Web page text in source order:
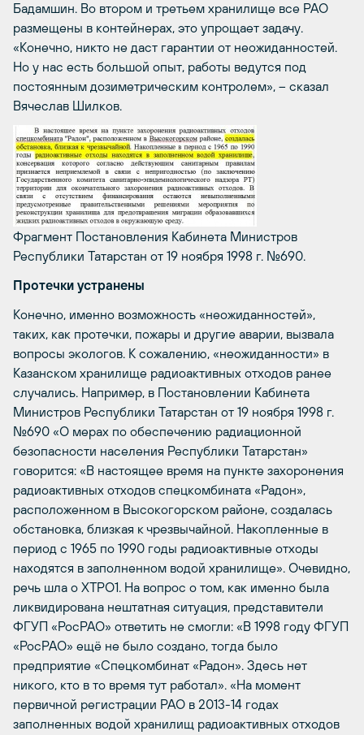
Бадамшин. Во втором и третьем хранилище все РАО
размещены в контейнерах, это упрощает задачу.
«Конечно, никто не даст гарантии от неожиданностей.
Но у нас есть большой опыт, работы ведутся под
постоянным дозиметрическим контролем», – сказал
Вячеслав Шилков.
Фрагмент Постановления Кабинета Министров
Республики Татарстан от 19 ноября 1998 г. №690.
Протечки устранены
Конечно, именно возможность «неожиданностей»,
таких, как протечки, пожары и другие аварии, вызвала
вопросы экологов. К сожалению, «неожиданности» в
Казанском хранилище радиоактивных отходов ранее
случались. Например, в Постановлении Кабинета
Министров Республики Татарстан от 19 ноября 1998 г.
№690 «О мерах по обеспечению радиационной
безопасности населения Республики Татарстан»
говорится: «В настоящее время на пункте захоронения
радиоактивных отходов спецкомбината «Радон»,
расположенном в Высокогорском районе, создалась
обстановка, близкая к чрезвычайной. Накопленные в
период с 1965 по 1990 годы радиоактивные отходы
находятся в заполненном водой хранилище». Очевидно,
речь шла о ХТРО1. На вопрос о том, как именно была
ликвидирована нештатная ситуация, представители
ФГУП «РосРАО» ответить не смогли: «В 1998 году ФГУП
«РосРАО» ещё не было создано, тогда было
предприятие «Спецкомбинат «Радон». Здесь нет
никого, кто в то время тут работал». «На момент
первичной регистрации РАО в 2013-14 годах
заполненных водой хранилищ радиоактивных отходов